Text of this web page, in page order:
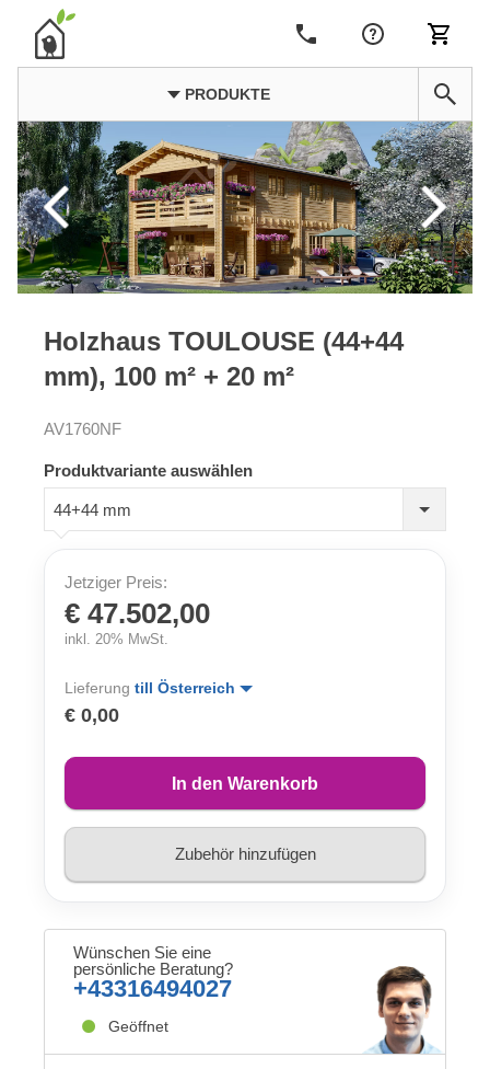
PRODUKTE
Holzhaus TOULOUSE (44+44
mm), 100 m² + 20 m²
AV1760NF
Produktvariante auswählen
44+44 mm
Jetziger Preis:
€ 47.502,00
inkl. 20% MwSt.
Lieferung till Österreich
€ 0,00
In den Warenkorb
Zubehör hinzufügen
Wünschen Sie eine
persönliche Beratung?
+43316494027
Geöffnet